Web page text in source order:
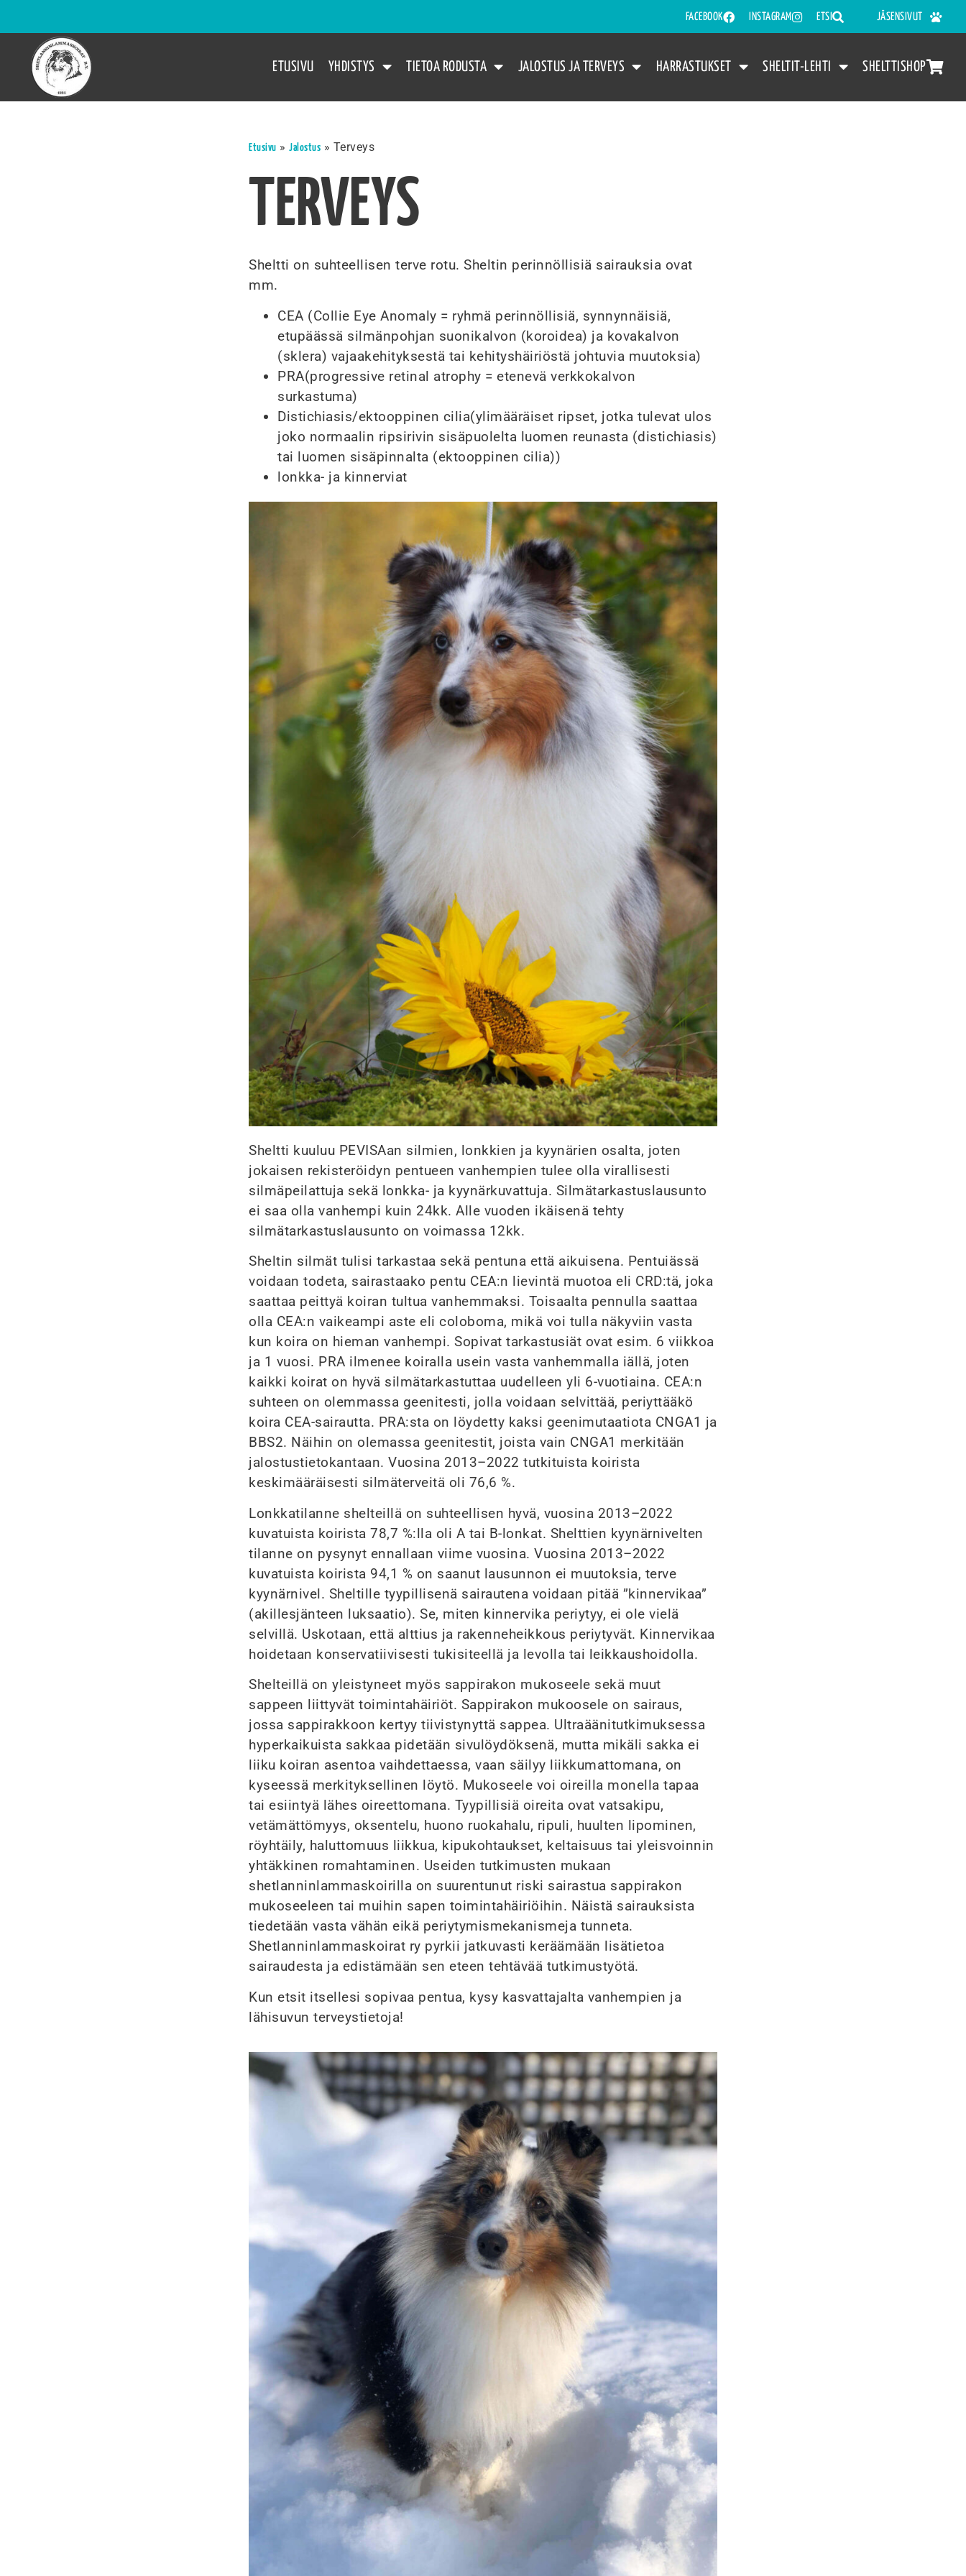
FACEBOOK INSTAGRAM ETSI JÄSENSIVUT
ETUSIVU YHDISTYS TIETOA RODUSTA JALOSTUS JA TERVEYS HARRASTUKSET SHELTIT-LEHTI SHELTTISHOP
Etusivu » Jalostus » Terveys
TERVEYS
Sheltti on suhteellisen terve rotu. Sheltin perinnöllisiä sairauksia ovat
mm.
CEA (Collie Eye Anomaly = ryhmä perinnöllisiä, synnynnäisiä,
etupäässä silmänpohjan suonikalvon (koroidea) ja kovakalvon
(sklera) vajaakehityksestä tai kehityshäiriöstä johtuvia muutoksia)
PRA(progressive retinal atrophy = etenevä verkkokalvon
surkastuma)
Distichiasis/ektooppinen cilia(ylimääräiset ripset, jotka tulevat ulos
joko normaalin ripsirivin sisäpuolelta luomen reunasta (distichiasis)
tai luomen sisäpinnalta (ektooppinen cilia))
lonkka- ja kinnerviat
Sheltti kuuluu PEVISAan silmien, lonkkien ja kyynärien osalta, joten
jokaisen rekisteröidyn pentueen vanhempien tulee olla virallisesti
silmäpeilattuja sekä lonkka- ja kyynärkuvattuja. Silmätarkastuslausunto
ei saa olla vanhempi kuin 24kk. Alle vuoden ikäisenä tehty
silmätarkastuslausunto on voimassa 12kk.
Sheltin silmät tulisi tarkastaa sekä pentuna että aikuisena. Pentuiässä
voidaan todeta, sairastaako pentu CEA:n lievintä muotoa eli CRD:tä, joka
saattaa peittyä koiran tultua vanhemmaksi. Toisaalta pennulla saattaa
olla CEA:n vaikeampi aste eli coloboma, mikä voi tulla näkyviin vasta
kun koira on hieman vanhempi. Sopivat tarkastusiät ovat esim. 6 viikkoa
ja 1 vuosi. PRA ilmenee koiralla usein vasta vanhemmalla iällä, joten
kaikki koirat on hyvä silmätarkastuttaa uudelleen yli 6-vuotiaina. CEA:n
suhteen on olemmassa geenitesti, jolla voidaan selvittää, periyttääkö
koira CEA-sairautta. PRA:sta on löydetty kaksi geenimutaatiota CNGA1 ja
BBS2. Näihin on olemassa geenitestit, joista vain CNGA1 merkitään
jalostustietokantaan. Vuosina 2013–2022 tutkituista koirista
keskimääräisesti silmäterveitä oli 76,6 %.
Lonkkatilanne shelteillä on suhteellisen hyvä, vuosina 2013–2022
kuvatuista koirista 78,7 %:lla oli A tai B-lonkat. Shelttien kyynärnivelten
tilanne on pysynyt ennallaan viime vuosina. Vuosina 2013–2022
kuvatuista koirista 94,1 % on saanut lausunnon ei muutoksia, terve
kyynärnivel. Sheltille tyypillisenä sairautena voidaan pitää ”kinnervikaa”
(akillesjänteen luksaatio). Se, miten kinnervika periytyy, ei ole vielä
selvillä. Uskotaan, että alttius ja rakenneheikkous periytyvät. Kinnervikaa
hoidetaan konservatiivisesti tukisiteellä ja levolla tai leikkaushoidolla.
Shelteillä on yleistyneet myös sappirakon mukoseele sekä muut
sappeen liittyvät toimintahäiriöt. Sappirakon mukoosele on sairaus,
jossa sappirakkoon kertyy tiivistynyttä sappea. Ultraäänitutkimuksessa
hyperkaikuista sakkaa pidetään sivulöydöksenä, mutta mikäli sakka ei
liiku koiran asentoa vaihdettaessa, vaan säilyy liikkumattomana, on
kyseessä merkityksellinen löytö. Mukoseele voi oireilla monella tapaa
tai esiintyä lähes oireettomana. Tyypillisiä oireita ovat vatsakipu,
vetämättömyys, oksentelu, huono ruokahalu, ripuli, huulten lipominen,
röyhtäily, haluttomuus liikkua, kipukohtaukset, keltaisuus tai yleisvoinnin
yhtäkkinen romahtaminen. Useiden tutkimusten mukaan
shetlanninlammaskoirilla on suurentunut riski sairastua sappirakon
mukoseeleen tai muihin sapen toimintahäiriöihin. Näistä sairauksista
tiedetään vasta vähän eikä periytymismekanismeja tunneta.
Shetlanninlammaskoirat ry pyrkii jatkuvasti keräämään lisätietoa
sairaudesta ja edistämään sen eteen tehtävää tutkimustyötä.
Kun etsit itsellesi sopivaa pentua, kysy kasvattajalta vanhempien ja
lähisuvun terveystietoja!